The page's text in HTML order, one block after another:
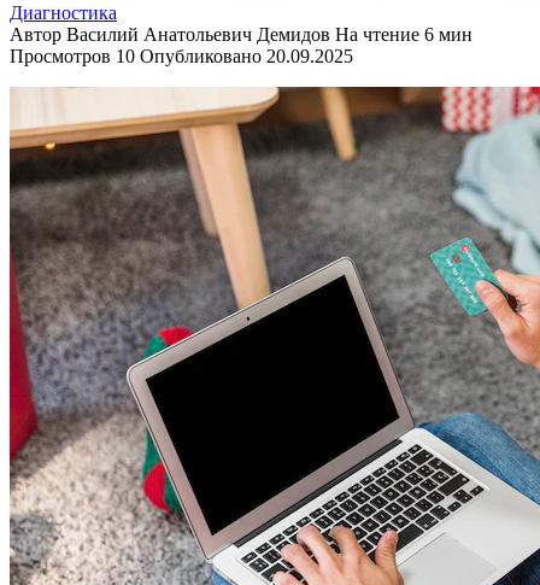
Диагностика
Автор Василий Анатольевич Демидов На чтение 6 мин
Просмотров 10 Опубликовано 20.09.2025